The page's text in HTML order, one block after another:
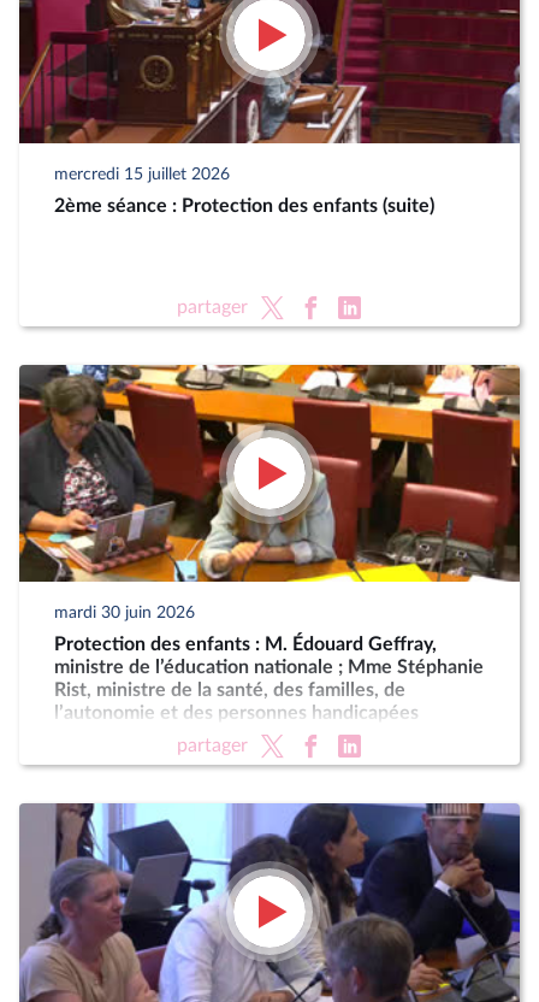
mercredi 15 juillet 2026
2ème séance : Protection des enfants (suite)
partager
mardi 30 juin 2026
Protection des enfants : M. Édouard Geffray,
ministre de l’éducation nationale ; Mme Stéphanie
Rist, ministre de la santé, des familles, de
l’autonomie et des personnes handicapées
partager